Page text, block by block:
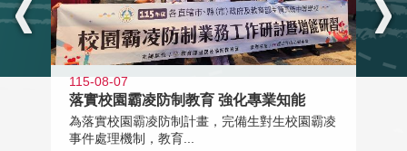
115-08-07
落實校園霸凌防制教育 強化專業知能
為落實校園霸凌防制計畫，完備生對生校園霸凌
事件處理機制，教育...